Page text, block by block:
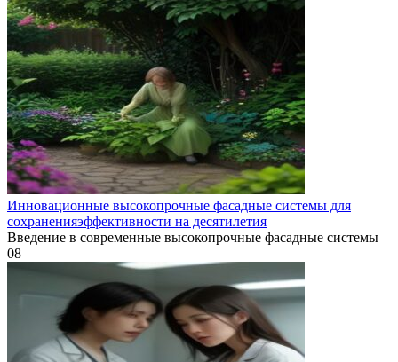
Инновационные высокопрочные фасадные системы для
сохраненияэффективности на десятилетия
Введение в современные высокопрочные фасадные системы
08